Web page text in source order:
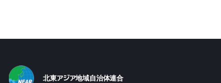
北東アジア地域自治体連合